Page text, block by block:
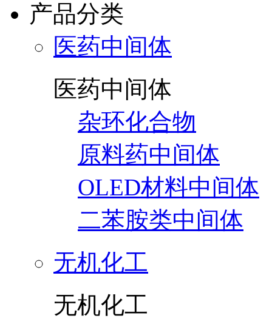
产品分类
医药中间体
医药中间体
杂环化合物
原料药中间体
OLED材料中间体
二苯胺类中间体
无机化工
无机化工